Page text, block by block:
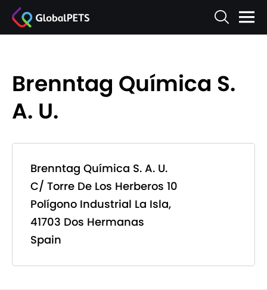
Brenntag Química S.
A. U.
Brenntag Química S. A. U.
C/ Torre De Los Herberos 10
Polígono Industrial La Isla,
41703 Dos Hermanas
Spain